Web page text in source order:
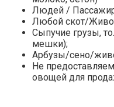
Людей /
Любой скот/
Сыпучие грузы,
мешки);
Арбузы/сено/
Не
овощей для